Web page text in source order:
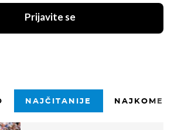
Prijavite se
NAJČITANIJE